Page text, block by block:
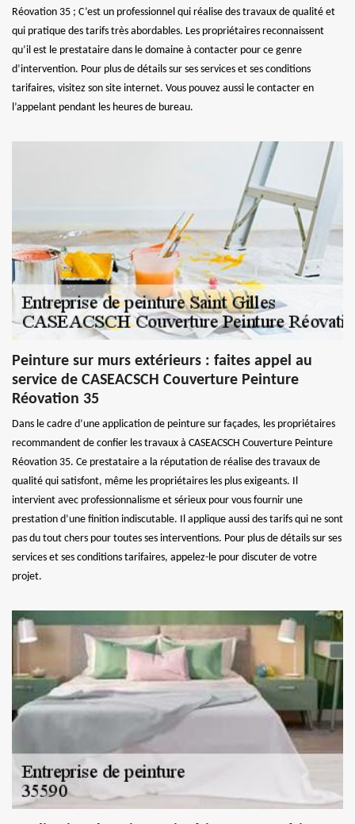
Réovation 35 ; C’est un professionnel qui réalise des travaux de qualité et
qui pratique des tarifs très abordables. Les propriétaires reconnaissent
qu’il est le prestataire dans le domaine à contacter pour ce genre
d’intervention. Pour plus de détails sur ses services et ses conditions
tarifaires, visitez son site internet. Vous pouvez aussi le contacter en
l’appelant pendant les heures de bureau.
Peinture sur murs extérieurs : faites appel au
service de CASEACSCH Couverture Peinture
Réovation 35
Dans le cadre d’une application de peinture sur façades, les propriétaires
recommandent de confier les travaux à CASEACSCH Couverture Peinture
Réovation 35. Ce prestataire a la réputation de réalise des travaux de
qualité qui satisfont, même les propriétaires les plus exigeants. Il
intervient avec professionnalisme et sérieux pour vous fournir une
prestation d’une finition indiscutable. Il applique aussi des tarifs qui ne sont
pas du tout chers pour toutes ses interventions. Pour plus de détails sur ses
services et ses conditions tarifaires, appelez-le pour discuter de votre
projet.